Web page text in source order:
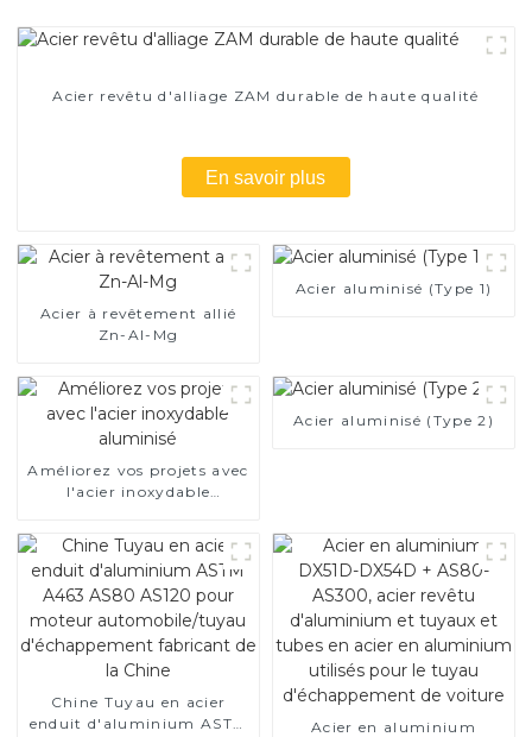
Acier revêtu d'alliage ZAM durable de haute qualité
En savoir plus
Acier à revêtement allié
Zn-Al-Mg
Acier aluminisé (Type 1)
Améliorez vos projets avec
l'acier inoxydable
Acier aluminisé (Type 2)
Chine Tuyau en acier
enduit d'aluminium ASTM
Acier en aluminium